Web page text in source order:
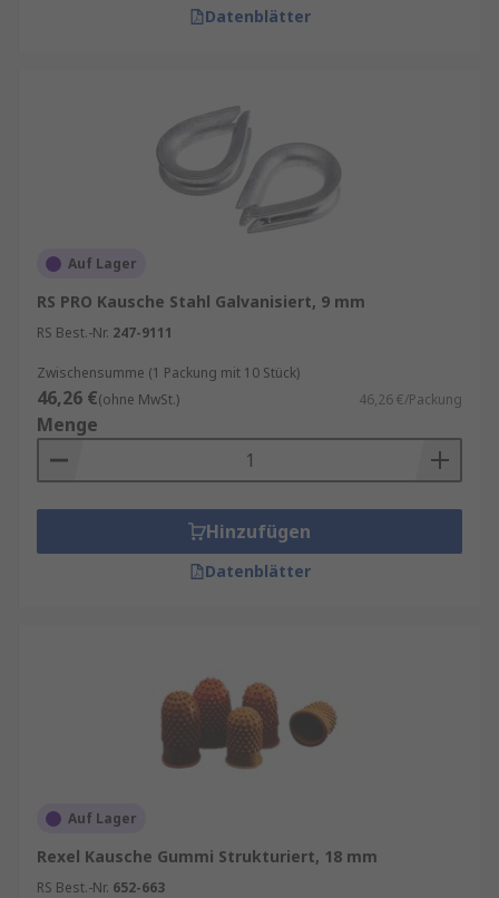
Datenblätter
Auf Lager
RS PRO Kausche Stahl Galvanisiert, 9 mm
RS Best.-Nr. 247-9111
Zwischensumme (1 Packung mit 10 Stück)
46,26 €(ohne MwSt.) 46,26 €/Packung
Menge
Hinzufügen
Datenblätter
Auf Lager
Rexel Kausche Gummi Strukturiert, 18 mm
RS Best.-Nr. 652-663